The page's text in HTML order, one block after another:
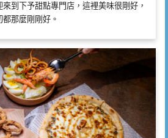
到下予甜點專門店，這裡美味很剛好，
那麼剛剛好。